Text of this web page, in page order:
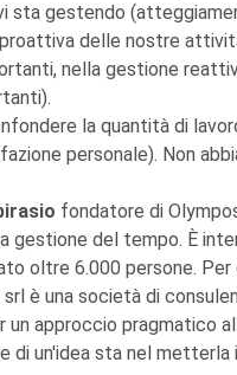
sta gestendo
delle nostre
nella gestione
la quantità di
personale). Non
fondatore di
gestione del tempo. È
oltre 6.000 persone.
srl è una società di
un approccio pragmatico
di un'idea sta nel metterla